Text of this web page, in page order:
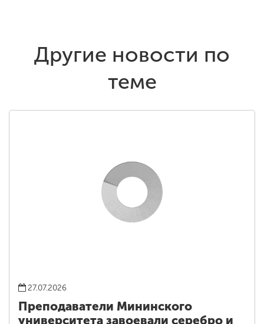
Другие новости по
теме
27.07.2026
Преподаватели Мининского
университета завоевали серебро и